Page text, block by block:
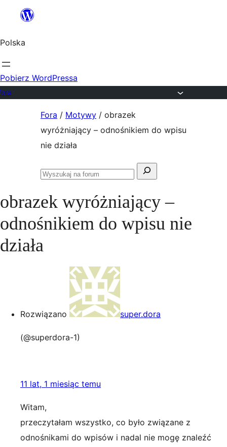
Przejdź
treści
Polska
Pobierz WordPressa
Fora / Motywy / obrazek
wyróżniający – odnośnikiem do wpisu
nie działa
Szukaj:
Przeszukaj
obrazek wyróżniający –
odnośnikiem do wpisu nie
działa
Rozwiązano super.dora
(@superdora-1)
11 lat, 1 miesiąc temu
Witam,
przeczytałam wszystko, co było związane z
odnośnikami do wpisów i nadal nie mogę znaleźć